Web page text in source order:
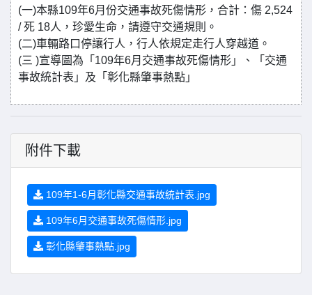
(一)本縣109年6月份交通事故死傷情形，合計：傷 2,524
/ 死 18人，珍愛生命，請遵守交通規則。
(二)車輛路口停讓行人，行人依規定走行人穿越道。
(三 )宣導圖為「109年6月交通事故死傷情形」、「交通
事故統計表」及「彰化縣肇事熱點」
附件下載
109年1-6月彰化縣交通事故統計表.jpg
109年6月交通事故死傷情形.jpg
彰化縣肇事熱點.jpg